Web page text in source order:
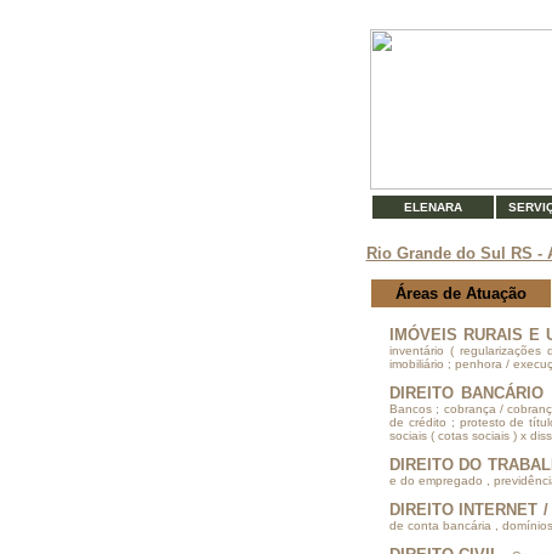
ELENARA
Rio Grande do Sul RS
Áreas de Atuação
IMÓVEIS RURAIS
inventário ( regularizações
imobiliário ; penhora /
DIREITO
Bancos ; cobrança /
de crédito ; protesto de
sociais ( cotas sociais ) x
DIREITO DO
e do empregado ,
DIREITO INTERNET
de conta bancária ,